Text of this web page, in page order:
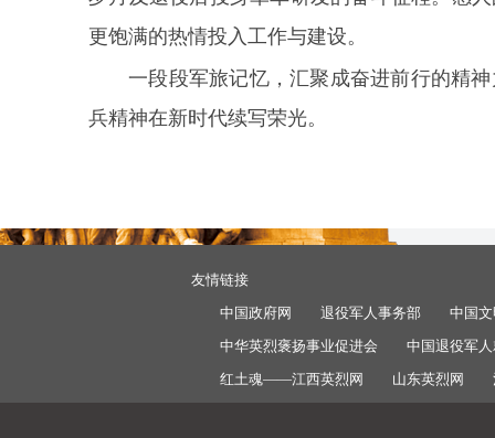
更饱满的热情投入工作与建设。
一段段军旅记忆，汇聚成奋进前行的精
兵精神在新时代续写荣光。
友情链接
中国政府网
退役军人事务部
中国
中华英烈褒扬事业促进会
中国退役军
红土魂——江西英烈网
山东英烈网